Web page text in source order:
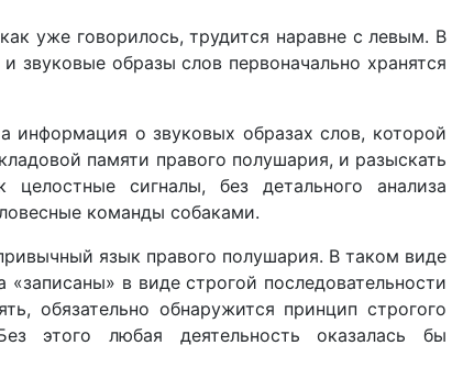
уже говорилось, трудится наравне с левым. В
звуковые образы слов первоначально хранятся
информация о звуковых образах слов, которой
памяти правого полушария, и разыскать
сигналы, без детального анализа
команды собаками.
язык правого полушария. В таком виде
в виде строгой последовательности
обязательно обнаружится принцип строгого
этого любая деятельность оказалась бы